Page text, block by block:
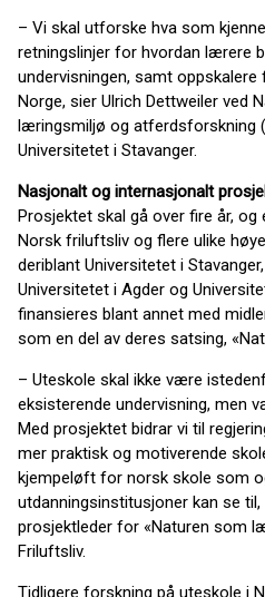
– Vi skal utforske hva som
retningslinjer for hvordan lærere
undervisningen, samt
Norge, sier Ulrich Dettweiler ved
læringsmiljø og atferdsforskning
Universitetet i Stavanger.
Nasjonalt og internasjonalt
Prosjektet skal gå over fire år,
Norsk friluftsliv og flere ulike
deriblant Universitetet i
Universitetet i Agder og
finansieres blant annet med
som en del av deres satsing,
– Uteskole skal ikke være
eksisterende undervisning, men
Med prosjektet bidrar vi til
mer praktisk og motiverende
kjempeløft for norsk skole som
utdanningsinstitusjoner kan se
prosjektleder for «Naturen som
Friluftsliv.
Tidligere forskning på uteskole i